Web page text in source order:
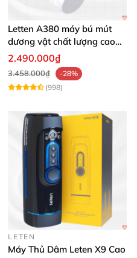
Letten A380 máy bú mút
dương vật chất lượng cao
giá tốt
2.490.000₫
3.458.000₫
-28%
(998)
LETEN
Máy Thủ Dâm Leten X9 Cao